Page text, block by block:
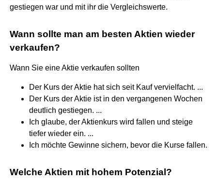
gestiegen war und mit ihr die Vergleichswerte.
Wann sollte man am besten Aktien wieder
verkaufen?
Wann Sie eine Aktie verkaufen sollten
Der Kurs der Aktie hat sich seit Kauf vervielfacht. ...
Der Kurs der Aktie ist in den vergangenen Wochen
deutlich gestiegen. ...
Ich glaube, der Aktienkurs wird fallen und steige
tiefer wieder ein. ...
Ich möchte Gewinne sichern, bevor die Kurse fallen.
Welche Aktien mit hohem Potenzial?